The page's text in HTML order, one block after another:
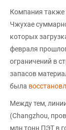
Компания
Чжухае
которых
февраля
ограничений в
запасов
была
Между тем,
(Changzhou,
млн тонн ПЭТ в